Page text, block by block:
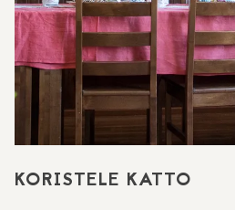
KORISTELE KATTO